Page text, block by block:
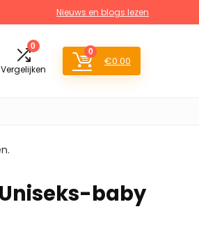
Nieuws en blogs lezen
0
Vergelijken
0
€0.00
baby